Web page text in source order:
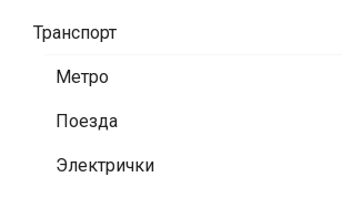
Транспорт
Метро
Поезда
Электрички